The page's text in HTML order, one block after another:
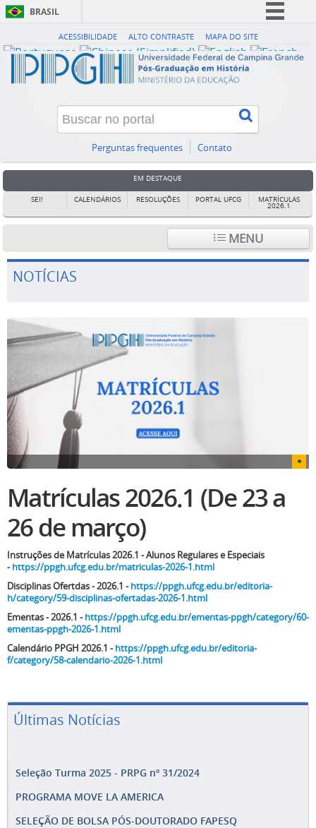
BRASIL
Simplifique!
Comunica BR
Participe
Legislação
Canais
ACESSIBILIDADE ALTO CONTRASTE MAPA DO SITE
Perguntas frequentes Contato
EM DESTAQUE
SEI! CALENDÁRIOS RESOLUÇÕES PORTAL UFCG MATRÍCULAS
2026.1
MENU
NOTÍCIAS
Matrículas 2026.1 (De 23 a
26 de março)
Instruções de Matrículas 2026.1 - Alunos Regulares e Especiais
-https://ppgh.ufcg.edu.br/matriculas-2026-1.html
Disciplinas Ofertdas - 2026.1 -https://ppgh.ufcg.edu.br/editoria-
h/category/59-disciplinas-ofertadas-2026-1.html
Ementas - 2026.1 -https://ppgh.ufcg.edu.br/ementas-ppgh/category/60-
ementas-ppgh-2026-1.html
Calendário PPGH 2026.1 -https://ppgh.ufcg.edu.br/editoria-
f/category/58-calendario-2026-1.html
Últimas Notícias
Seleção Turma 2025 - PRPG nº 31/2024
PROGRAMA MOVE LA AMERICA
SELEÇÃO DE BOLSA PÓS-DOUTORADO FAPESQ